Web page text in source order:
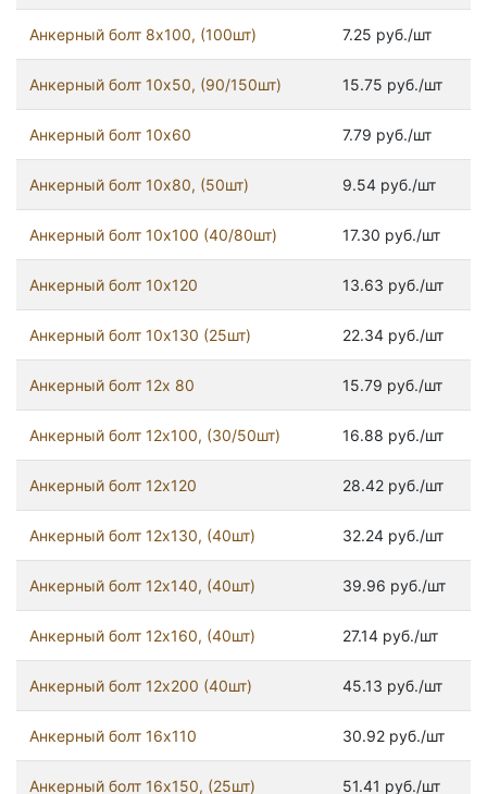
Анкерный болт 8x100, (100шт) 7.25 руб./шт
Анкерный болт 10x50, (90/150шт) 15.75 руб./шт
Анкерный болт 10x60 7.79 руб./шт
Анкерный болт 10x80, (50шт) 9.54 руб./шт
Анкерный болт 10х100 (40/80шт) 17.30 руб./шт
Анкерный болт 10х120 13.63 руб./шт
Анкерный болт 10х130 (25шт) 22.34 руб./шт
Анкерный болт 12x 80 15.79 руб./шт
Анкерный болт 12х100, (30/50шт) 16.88 руб./шт
Анкерный болт 12х120 28.42 руб./шт
Анкерный болт 12х130, (40шт) 32.24 руб./шт
Анкерный болт 12х140, (40шт) 39.96 руб./шт
Анкерный болт 12х160, (40шт) 27.14 руб./шт
Анкерный болт 12х200 (40шт) 45.13 руб./шт
Анкерный болт 16х110 30.92 руб./шт
Анкерный болт 16х150, (25шт) 51.41 руб./шт